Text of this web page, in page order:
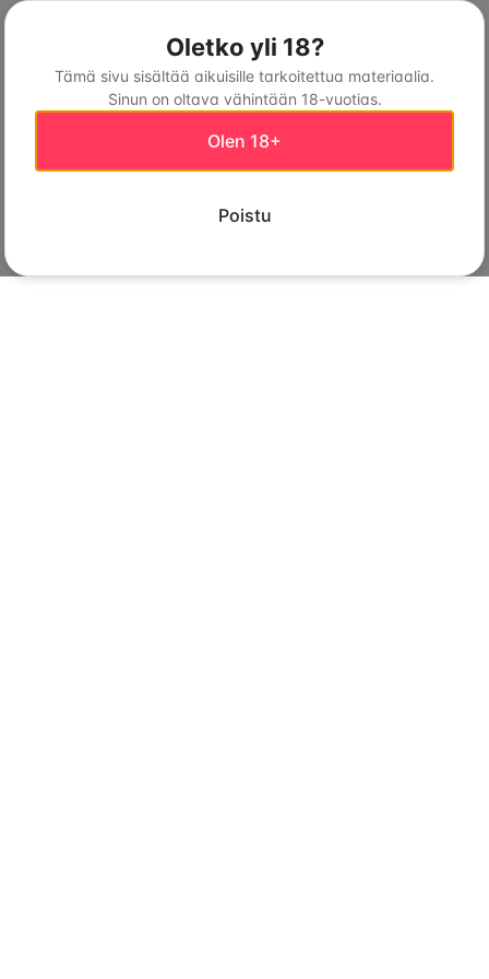
Oletko yli 18?
Tämä sivu sisältää aikuisille tarkoitettua materiaalia.
Sinun on oltava vähintään 18-vuotias.
Olen 18+
Poistu